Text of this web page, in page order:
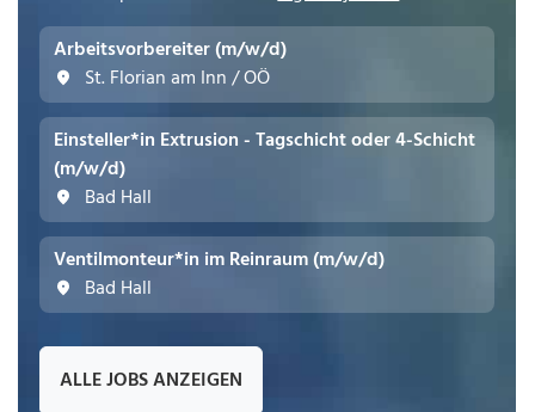
Arbeitsvorbereiter (m/w/d)
St. Florian am Inn / OÖ
Einsteller*in Extrusion - Tagschicht oder 4-Schicht
(m/w/d)
Bad Hall
Ventilmonteur*in im Reinraum (m/w/d)
Bad Hall
ALLE JOBS ANZEIGEN